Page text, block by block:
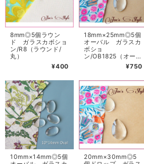
8mm◎5個ラウン
ド ガラスカボショ
ン/R8（ラウンド/
丸）
¥400
18mm×25mm◎5個
オーバル ガラスカ
ボショ
ン/OB1825（オーバ
¥750
10mm×14mm◎5個
20mm×30mm◎5